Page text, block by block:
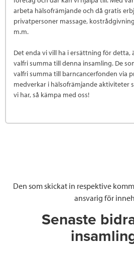
arbeta hälsofrämjande och då gratis
privatpersoner massage,
m.m.
Det enda vi vill ha i ersättning för
valfri summa till denna insamling. De
valfri summa till barncancerfonden via
medverkar i hälsofrämjande aktiviteter
vi har, så kämpa med oss!
Den som skickat in respektive
ansvarig för
Senaste